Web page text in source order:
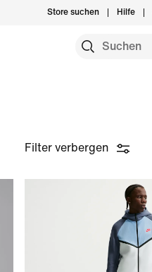
Store suchen Hilfe
Filter verbergen